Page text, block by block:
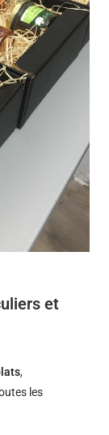
et
,
les